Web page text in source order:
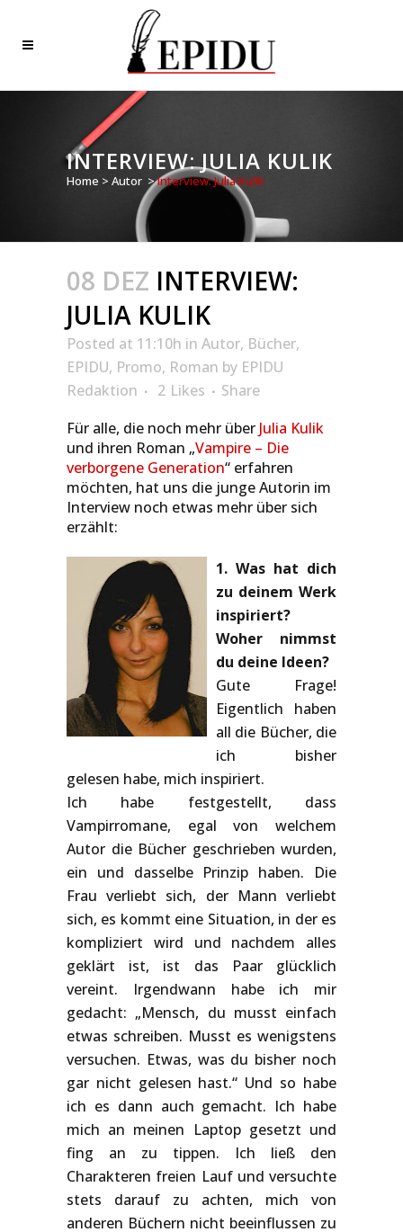
INTERVIEW: JULIA KULIK
Home > Autor >Interview: Julia Kulik
08 DEZ INTERVIEW:
JULIA KULIK
Posted at 11:10h in Autor, Bücher,
EPIDU, Promo, Roman by EPIDU
Redaktion
2 Likes
Share
Für alle, die noch mehr über Julia Kulik
und ihren Roman „Vampire – Die
verborgene Generation“ erfahren
möchten, hat uns die junge Autorin im
Interview noch etwas mehr über sich
erzählt:
1. Was hat dich
zu deinem Werk
inspiriert?
Woher nimmst
du deine Ideen?
Gute Frage!
Eigentlich haben
all die Bücher, die
ich bisher
gelesen habe, mich inspiriert.
Ich habe festgestellt, dass
Vampirromane, egal von welchem
Autor die Bücher geschrieben wurden,
ein und dasselbe Prinzip haben. Die
Frau verliebt sich, der Mann verliebt
sich, es kommt eine Situation, in der es
kompliziert wird und nachdem alles
geklärt ist, ist das Paar glücklich
vereint. Irgendwann habe ich mir
gedacht: „Mensch, du musst einfach
etwas schreiben. Musst es wenigstens
versuchen. Etwas, was du bisher noch
gar nicht gelesen hast.“ Und so habe
ich es dann auch gemacht. Ich habe
mich an meinen Laptop gesetzt und
fing an zu tippen. Ich ließ den
Charakteren freien Lauf und versuchte
stets darauf zu achten, mich von
anderen Büchern nicht beeinflussen zu